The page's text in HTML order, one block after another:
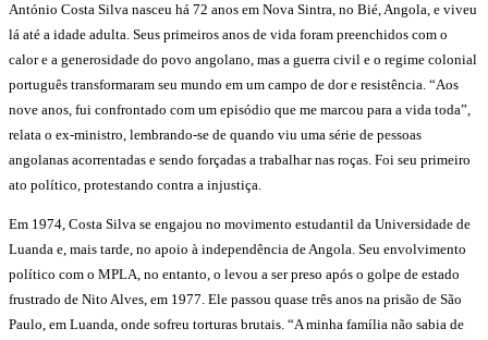
António Costa Silva nasceu há 72 anos em Nova Sintra, no Bié, Angola, e viveu
lá até a idade adulta. Seus primeiros anos de vida foram preenchidos com o
calor e a generosidade do povo angolano, mas a guerra civil e o regime colonial
português transformaram seu mundo em um campo de dor e resistência. “Aos
nove anos, fui confrontado com um episódio que me marcou para a vida toda”,
relata o ex-ministro, lembrando-se de quando viu uma série de pessoas
angolanas acorrentadas e sendo forçadas a trabalhar nas roças. Foi seu primeiro
ato político, protestando contra a injustiça.
Em 1974, Costa Silva se engajou no movimento estudantil da Universidade de
Luanda e, mais tarde, no apoio à independência de Angola. Seu envolvimento
político com o MPLA, no entanto, o levou a ser preso após o golpe de estado
frustrado de Nito Alves, em 1977. Ele passou quase três anos na prisão de São
Paulo, em Luanda, onde sofreu torturas brutais. “A minha família não sabia de